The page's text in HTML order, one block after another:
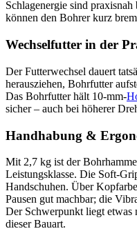
Schlagenergie sind
können den Bohrer kurz
Wechselfutter in der
Der Futterwechsel dauert
herausziehen, Bohrfutter
Das Bohrfutter hält 10-mm-
sicher – auch bei höherer
Handhabung &
Mit 2,7 kg ist der
Leistungsklasse. Die Soft-
Handschuhen. Über
Pausen gut machbar; die
Der Schwerpunkt liegt etwas
dieser Bauart.